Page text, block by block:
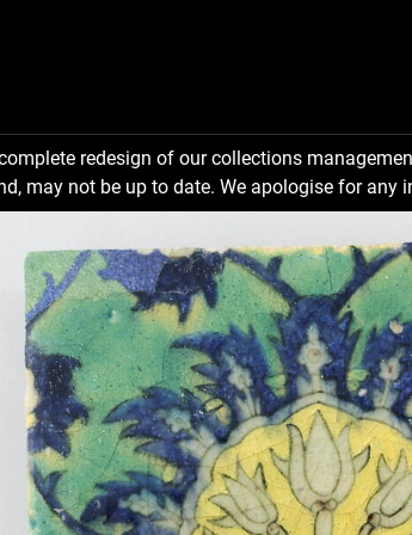
redesign of our collections
may not be up to date. We apologise for any